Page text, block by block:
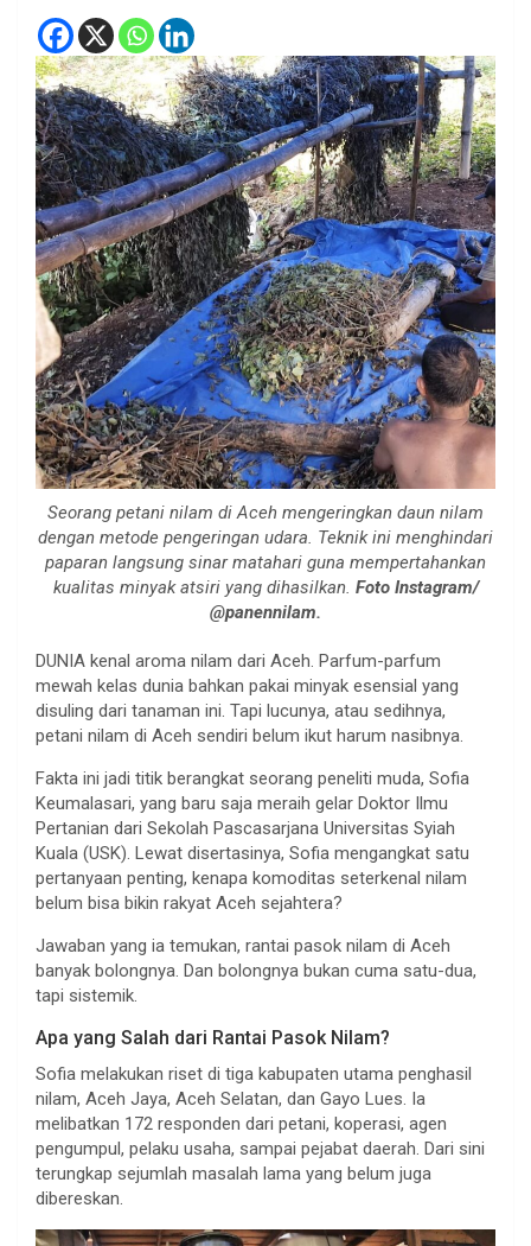
Seorang petani nilam di Aceh mengeringkan daun nilam
dengan metode pengeringan udara. Teknik ini menghindari
paparan langsung sinar matahari guna mempertahankan
kualitas minyak atsiri yang dihasilkan. Foto Instagram/
@panennilam.
DUNIA kenal aroma nilam dari Aceh. Parfum-parfum
mewah kelas dunia bahkan pakai minyak esensial yang
disuling dari tanaman ini. Tapi lucunya, atau sedihnya,
petani nilam di Aceh sendiri belum ikut harum nasibnya.
Fakta ini jadi titik berangkat seorang peneliti muda, Sofia
Keumalasari, yang baru saja meraih gelar Doktor Ilmu
Pertanian dari Sekolah Pascasarjana Universitas Syiah
Kuala (USK). Lewat disertasinya, Sofia mengangkat satu
pertanyaan penting, kenapa komoditas seterkenal nilam
belum bisa bikin rakyat Aceh sejahtera?
Jawaban yang ia temukan, rantai pasok nilam di Aceh
banyak bolongnya. Dan bolongnya bukan cuma satu-dua,
tapi sistemik.
Apa yang Salah dari Rantai Pasok Nilam?
Sofia melakukan riset di tiga kabupaten utama penghasil
nilam, Aceh Jaya, Aceh Selatan, dan Gayo Lues. Ia
melibatkan 172 responden dari petani, koperasi, agen
pengumpul, pelaku usaha, sampai pejabat daerah. Dari sini
terungkap sejumlah masalah lama yang belum juga
dibereskan.